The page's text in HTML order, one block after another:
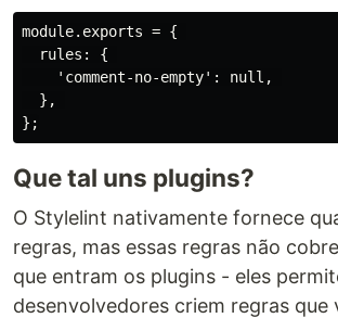
module.exports = {
  rules: {
    'comment-no-empty': null,
  },
Que tal uns plugins?
O Stylelint nativamente fornece
regras, mas essas regras não
que entram os plugins - eles
desenvolvedores criem regras que